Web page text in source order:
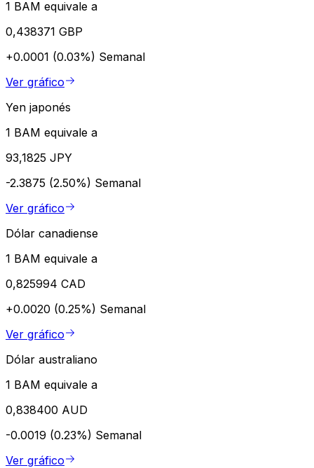
1 BAM equivale a
0,438371 GBP
+0.0001 (0.03%) Semanal
Ver gráfico
Yen japonés
1 BAM equivale a
93,1825 JPY
-2.3875 (2.50%) Semanal
Ver gráfico
Dólar canadiense
1 BAM equivale a
0,825994 CAD
+0.0020 (0.25%) Semanal
Ver gráfico
Dólar australiano
1 BAM equivale a
0,838400 AUD
-0.0019 (0.23%) Semanal
Ver gráfico